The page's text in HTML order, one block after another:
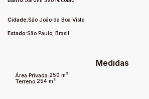
Cidade:São João da Boa Vista
Estado:São Paulo, Brasil
Medidas
Área Privada:250 m²
Terreno:254 m²